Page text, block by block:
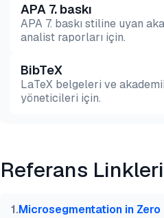
APA 7. baskı
APA 7. baskı stiline uyan
analist raporları için.
Önizleme HTML
BibTeX
LaTeX belgeleri ve
yöneticileri için.
@misc{dilmegani2026,
title  = {{Askerden
Referans Linkleri
1.Microsegmentation in